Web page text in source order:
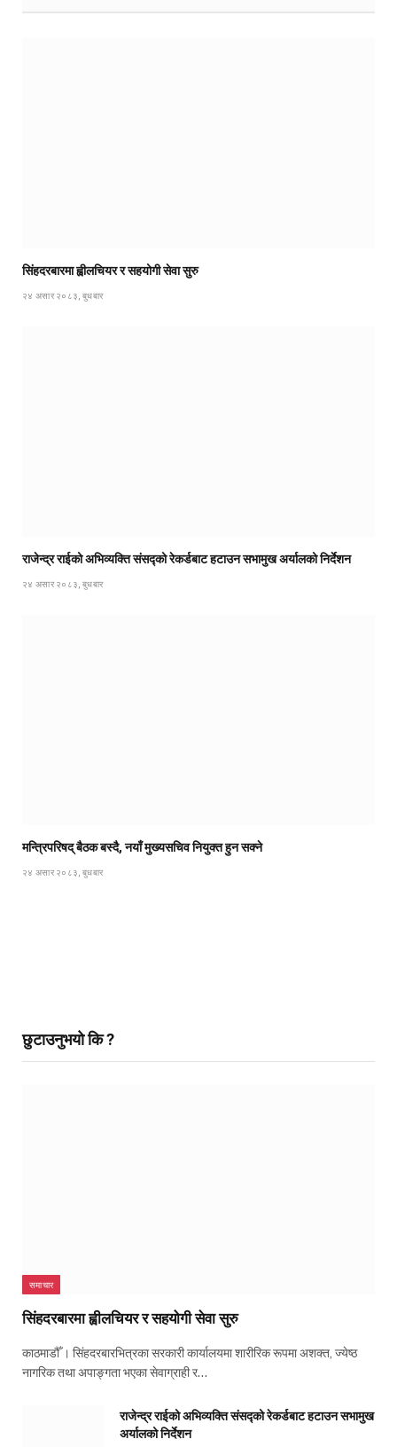
सिंहदरबारमा ह्वीलचियर र सहयोगी सेवा सुरु
२४ असार २०८३, बुधबार
राजेन्द्र राईको अभिव्यक्ति संसद्को रेकर्डबाट हटाउन सभामुख अर्यालको निर्देशन
२४ असार २०८३, बुधबार
मन्त्रिपरिषद् बैठक बस्दै, नयाँ मुख्यसचिव नियुक्त हुन सक्ने
२४ असार २०८३, बुधबार
छुटाउनुभयो कि ?
समाचार
सिंहदरबारमा ह्वीलचियर र सहयोगी सेवा सुरु
काठमाडौँ । सिंहदरबारभित्रका सरकारी कार्यालयमा शारीरिक रूपमा अशक्त, ज्येष्ठ
नागरिक तथा अपाङ्गता भएका सेवाग्राही र…
राजेन्द्र राईको अभिव्यक्ति संसद्को रेकर्डबाट हटाउन सभामुख
अर्यालको निर्देशन